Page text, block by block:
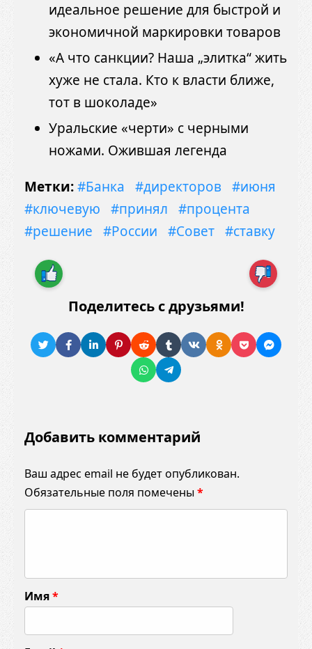
идеальное решение для быстрой и
экономичной маркировки товаров
«А что санкции? Наша „элитка“ жить
хуже не стала. Кто к власти ближе,
тот в шоколаде»
Уральские «черти» с черными
ножами. Ожившая легенда
Метки:#Банка #директоров
#июня
#ключевую
#принял
#процента
#решение
#России #Совет #ставку
Поделитесь с друзьями!
Добавить комментарий
Ваш адрес email не будет опубликован.
Обязательные поля помечены *
м
е
т
Имя*